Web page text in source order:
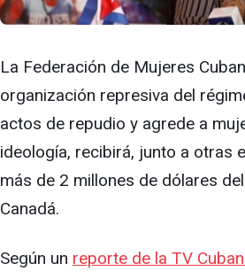
La Federación de Mujeres
organización represiva del
actos de repudio y agrede a
ideología, recibirá, junto a otras
más de 2 millones de dólares
Canadá.
Según un reporte de la TV